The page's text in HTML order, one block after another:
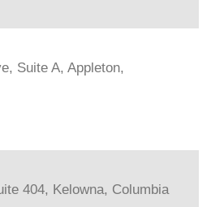
Suite A, Appleton,
404, Kelowna, Columbia